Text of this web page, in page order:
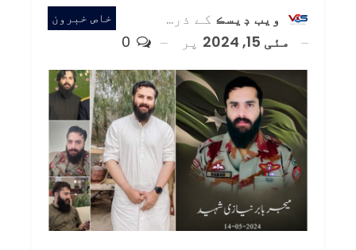
خاص خبرون ويب ڊيسڪ کے ذریعہ
مئی 15, 2024
پر